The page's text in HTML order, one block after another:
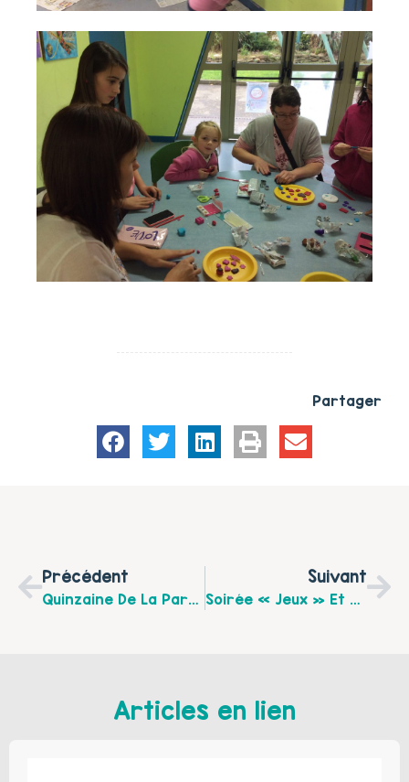
Partager
Précédent
Quinzaine De La Parentalité Organisée Par Le Réseau Parentalité 62
Suivant
Soirée « Jeux » Et Repas Avec ACTISHOP Le Vendredi 2 Décembre 2016
Articles en lien